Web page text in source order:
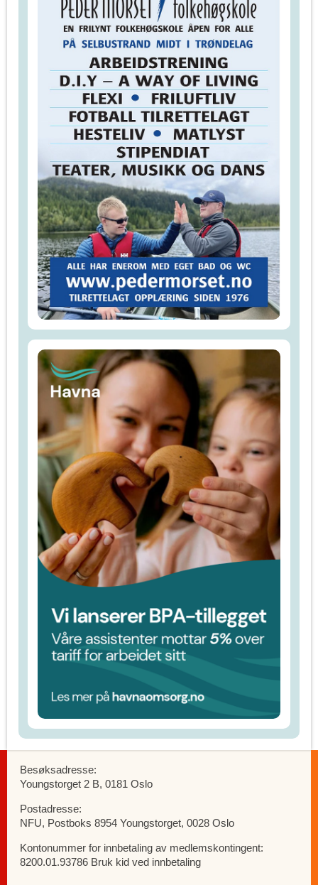
Besøksadresse:
Youngstorget 2 B, 0181 Oslo
Postadresse:
NFU, Postboks 8954 Youngstorget, 0028 Oslo
Kontonummer for innbetaling av medlemskontingent:
8200.01.93786 Bruk kid ved innbetaling